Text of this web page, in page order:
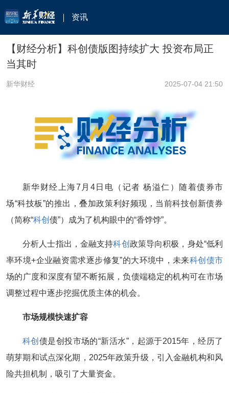
资讯
【财经分析】科创债版图持续扩大 投资布局正
当其时
新华财经 2025-07-04 21:50
新华财经上海7月4日电（记者 杨溢仁）随着债券市
场“科技板”的推出，叠加政策利好频现，当前科技创新债券
（简称“科创 债”）成为了机构眼中的“香饽饽”。
分析人士指出，金融支持科创 政策导向积极，身处“低利
率环境+企业融资需求逐步修复”的大环境中，未来科创 债市
场的广度和深度有望不断拓展，负债端稳定的机构可在市场
调整过程中逐步挖掘优质主体的机会。
市场规模快速扩容
科创 债是创投市场的“新活水”，起源于2015年，经历了
萌芽期和试点深化期，2025年政策升级，引入金融机构和风
险共担机制，吸引了大量资金。